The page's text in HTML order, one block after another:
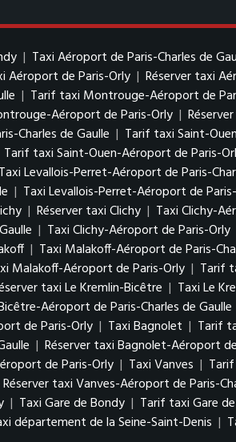
| Taxi Aéroport de Paris-Charles de
Aéroport de Paris-Orly | Réserver taxi
| Tarif taxi Montrouge-Aéroport de
Aéroport de Paris-Orly |
Charles de Gaulle | Tarif taxi Saint-
Tarif taxi Saint-Ouen-Aéroport de Paris-
Taxi Levallois-Perret-Aéroport de Paris-
| Taxi Levallois-Perret-Aéroport de
| Réserver taxi Clichy | Taxi Clichy-
| Taxi Clichy-Aéroport de Paris-Orly
| Taxi Malakoff-Aéroport de Paris-
Malakoff-Aéroport de Paris-Orly | Tarif
taxi Le Kremlin-Bicêtre | Taxi Le
Aéroport de Paris-Charles de Gaulle
de Paris-Orly | Taxi Bagnolet | Tarif
| Réserver taxi Bagnolet-Aéroport
de Paris-Orly | Taxi Vanves |
Réserver taxi Vanves-Aéroport de Paris-
| Taxi Gare de Bondy | Tarif taxi Gare
département de la Seine-Saint-Denis |